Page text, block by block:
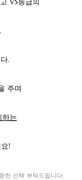
.
주며
하는
!
한 선택 부탁드립니다.